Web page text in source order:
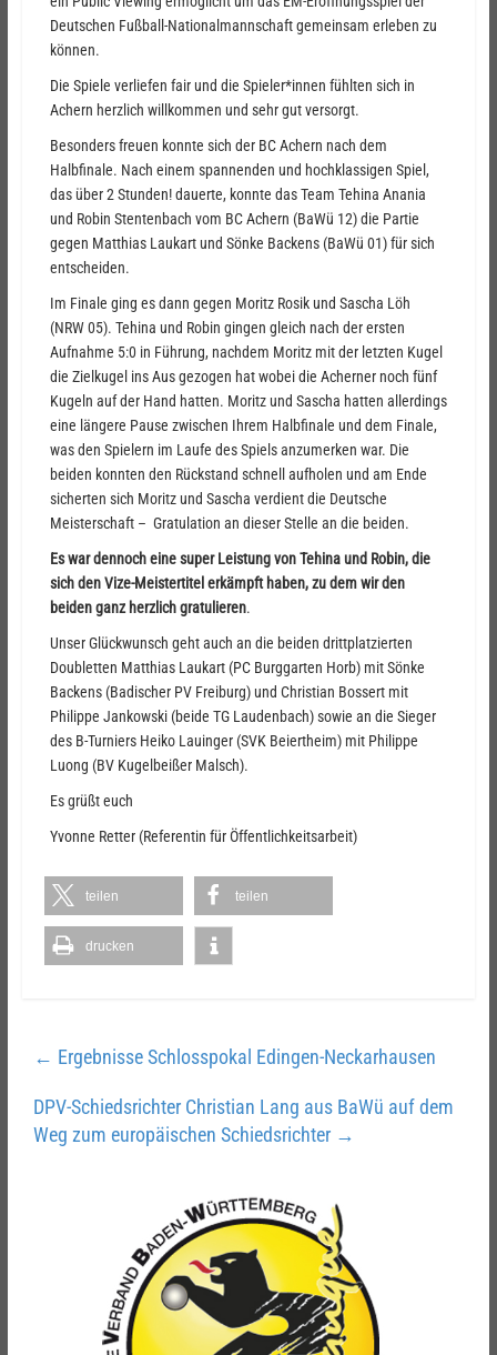
Deutschen Fußball-Nationalmannschaft gemeinsam erleben zu
können.
Die Spiele verliefen fair und die Spieler*innen fühlten sich in
Achern herzlich willkommen und sehr gut versorgt.
Besonders freuen konnte sich der BC Achern nach dem
Halbfinale. Nach einem spannenden und hochklassigen Spiel,
das über 2 Stunden! dauerte, konnte das Team Tehina Anania
und Robin Stentenbach vom BC Achern (BaWü 12) die Partie
gegen Matthias Laukart und Sönke Backens (BaWü 01) für sich
entscheiden.
Im Finale ging es dann gegen Moritz Rosik und Sascha Löh
(NRW 05). Tehina und Robin gingen gleich nach der ersten
Aufnahme 5:0 in Führung, nachdem Moritz mit der letzten Kugel
die Zielkugel ins Aus gezogen hat wobei die Acherner noch fünf
Kugeln auf der Hand hatten. Moritz und Sascha hatten allerdings
eine längere Pause zwischen Ihrem Halbfinale und dem Finale,
was den Spielern im Laufe des Spiels anzumerken war. Die
beiden konnten den Rückstand schnell aufholen und am Ende
sicherten sich Moritz und Sascha verdient die Deutsche
Meisterschaft – Gratulation an dieser Stelle an die beiden.
Es war dennoch eine super Leistung von Tehina und Robin, die
sich den Vize-Meistertitel erkämpft haben, zu dem wir den
beiden ganz herzlich gratulieren.
Unser Glückwunsch geht auch an die beiden drittplatzierten
Doubletten Matthias Laukart (PC Burggarten Horb) mit Sönke
Backens (Badischer PV Freiburg) und Christian Bossert mit
Philippe Jankowski (beide TG Laudenbach) sowie an die Sieger
des B-Turniers Heiko Lauinger (SVK Beiertheim) mit Philippe
Luong (BV Kugelbeißer Malsch).
Es grüßt euch
Yvonne Retter (Referentin für Öffentlichkeitsarbeit)
teilen teilen
drucken
← Ergebnisse Schlosspokal Edingen-Neckarhausen
DPV-Schiedsrichter Christian Lang aus BaWü auf dem
Weg zum europäischen Schiedsrichter →